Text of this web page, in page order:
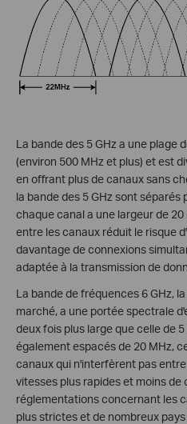
La bande des 5 GHz a une plage
(environ 500 MHz et plus) et est
en offrant plus de canaux sans
la bande des 5 GHz sont séparés
chaque canal a une largeur de
entre les canaux réduit le risque
davantage de connexions
adaptée à la transmission de
La bande de fréquences 6 GHz,
marché, a une portée spectrale
deux fois plus large que celle de
également espacés de 20 MHz,
canaux qui n'interfèrent pas
vitesses plus rapides et moins
réglementations concernant les
plus strictes et de nombreux